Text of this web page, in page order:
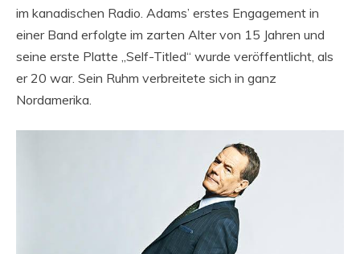
im kanadischen Radio. Adams’ erstes Engagement in
einer Band erfolgte im zarten Alter von 15 Jahren und
seine erste Platte „Self-Titled“ wurde veröffentlicht, als
er 20 war. Sein Ruhm verbreitete sich in ganz
Nordamerika.